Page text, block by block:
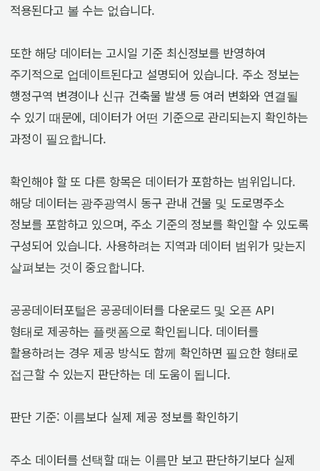
적용된다고 볼 수는 없습니다.
또한 해당 데이터는 고시일 기준 최신정보를 반영하여
주기적으로 업데이트된다고 설명되어 있습니다. 주소 정보는
행정구역 변경이나 신규 건축물 발생 등 여러 변화와 연결될
수 있기 때문에, 데이터가 어떤 기준으로 관리되는지 확인하는
과정이 필요합니다.
확인해야 할 또 다른 항목은 데이터가 포함하는 범위입니다.
해당 데이터는 광주광역시 동구 관내 건물 및 도로명주소
정보를 포함하고 있으며, 주소 기준의 정보를 확인할 수 있도록
구성되어 있습니다. 사용하려는 지역과 데이터 범위가 맞는지
살펴보는 것이 중요합니다.
공공데이터포털은 공공데이터를 다운로드 및 오픈 API
형태로 제공하는 플랫폼으로 확인됩니다. 데이터를
활용하려는 경우 제공 방식도 함께 확인하면 필요한 형태로
접근할 수 있는지 판단하는 데 도움이 됩니다.
판단 기준: 이름보다 실제 제공 정보를 확인하기
주소 데이터를 선택할 때는 이름만 보고 판단하기보다 실제